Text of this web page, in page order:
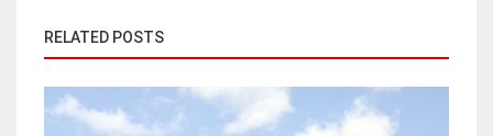
RELATED POSTS